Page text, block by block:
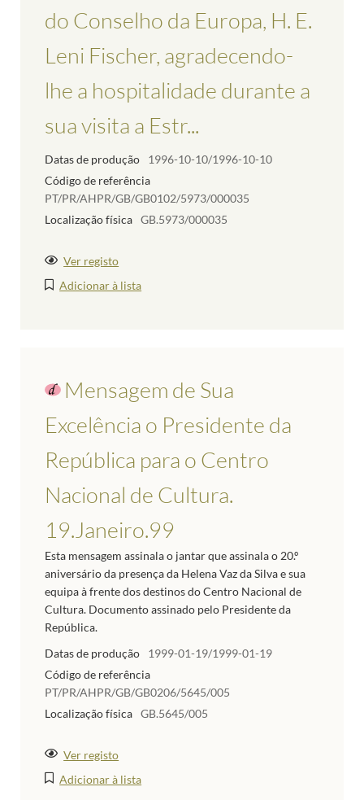
do Conselho da Europa, H. E.
Leni Fischer, agradecendo-
lhe a hospitalidade durante a
sua visita a Estr...
Datas de produção
1996-10-10/1996-10-10
Código de referência
PT/PR/AHPR/GB/GB0102/5973/000035
Localização física GB.5973/000035
Ver registo
Adicionar à lista
Mensagem de Sua
Excelência o Presidente da
República para o Centro
Nacional de Cultura.
19.Janeiro.99
Esta mensagem assinala o jantar que assinala o 20.º
aniversário da presença da Helena Vaz da Silva e sua
equipa à frente dos destinos do Centro Nacional de
Cultura. Documento assinado pelo Presidente da
República.
Datas de produção
1999-01-19/1999-01-19
Código de referência
PT/PR/AHPR/GB/GB0206/5645/005
Localização física GB.5645/005
Ver registo
Adicionar à lista